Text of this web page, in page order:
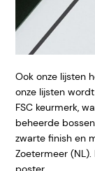
Ook onze lijsten
onze lijsten
FSC keurmerk,
beheerde
zwarte finish en
Zoetermeer